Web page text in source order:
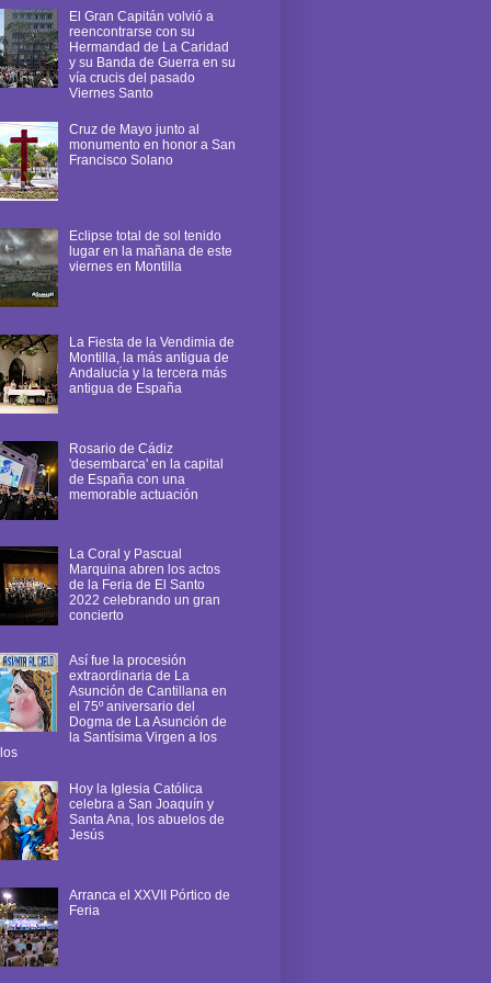
El Gran Capitán volvió a
reencontrarse con su
Hermandad de La Caridad
y su Banda de Guerra en su
vía crucis del pasado
Viernes Santo
Cruz de Mayo junto al
monumento en honor a San
Francisco Solano
Eclipse total de sol tenido
lugar en la mañana de este
viernes en Montilla
La Fiesta de la Vendimia de
Montilla, la más antigua de
Andalucía y la tercera más
antigua de España
Rosario de Cádiz
'desembarca' en la capital
de España con una
memorable actuación
La Coral y Pascual
Marquina abren los actos
de la Feria de El Santo
2022 celebrando un gran
concierto
Así fue la procesión
extraordinaria de La
Asunción de Cantillana en
el 75º aniversario del
Dogma de La Asunción de
la Santísima Virgen a los
Hoy la Iglesia Católica
celebra a San Joaquín y
Santa Ana, los abuelos de
Jesús
Arranca el XXVII Pórtico de
Feria